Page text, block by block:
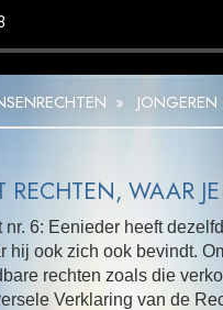
»
RECHTEN, WAAR
nr. 6: Eenieder heeft
hij ook zich ook bevindt.
rechten zoals die
Verklaring van de